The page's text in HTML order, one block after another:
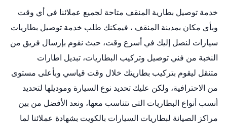
خدمة توصيل بطارية المنقف متاحة لجميع عملائنا في أي وقت
وبأي مكان بمدينة المنقف ، فيمكنك طلب خدمة توصيل بطاريات
سيارات لنصل إليك في أسرع وقت، حيث نقوم بإرسال فريق من
النخبة من فني توصيل وتركيب البطاريات، تبديل اطارات
متنقل ليقوم بتركيب بطاريتك خلال وقت قياسي وبأعلى مستوى
من الاحترافية، ولكن عليك تحديد نوع السيارة وموديلها لتحديد
أنسب أنواع البطاريات التى تتناسب معها، ونعد الأفضل من بين
مراكز الصيانة لبطاريات السيارات بالكويت بشهادة عملائنا لما